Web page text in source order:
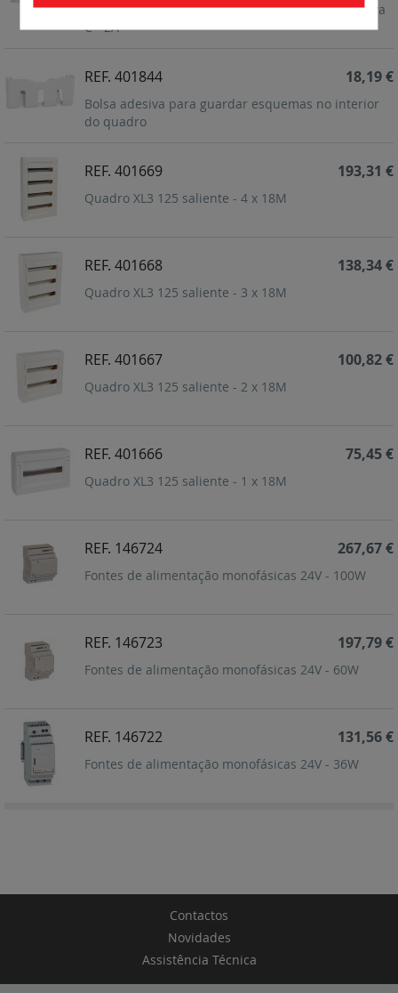
Disjuntores DNX3 4500 - Uni+Neutro 230V~ - curva
C - 2A
REF. 401844
Bolsa adesiva para guardar esquemas no interior
do quadro
18,19 €
REF. 401669
Quadro XL3 125 saliente - 4 x 18M
193,31 €
REF. 401668
Quadro XL3 125 saliente - 3 x 18M
138,34 €
REF. 401667
Quadro XL3 125 saliente - 2 x 18M
100,82 €
REF. 401666
Quadro XL3 125 saliente - 1 x 18M
75,45 €
REF. 146724
Fontes de alimentação monofásicas 24V - 100W
267,67 €
REF. 146723
Fontes de alimentação monofásicas 24V - 60W
197,79 €
REF. 146722
Fontes de alimentação monofásicas 24V - 36W
131,56 €
Contactos
Novidades
Assistência Técnica